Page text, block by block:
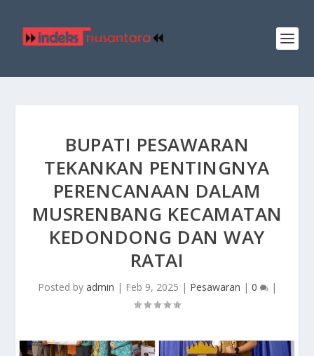
BUPATI PESAWARAN
TEKANKAN PENTINGNYA
PERENCANAAN DALAM
MUSRENBANG KECAMATAN
KEDONDONG DAN WAY
RATAI
Posted by admin | Feb 9, 2025 | Pesawaran | 0 |